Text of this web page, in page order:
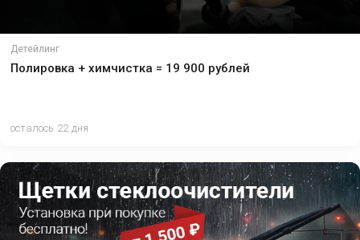
Детейлинг
Полировка + химчистка = 19 900 рублей
осталось 22 дня